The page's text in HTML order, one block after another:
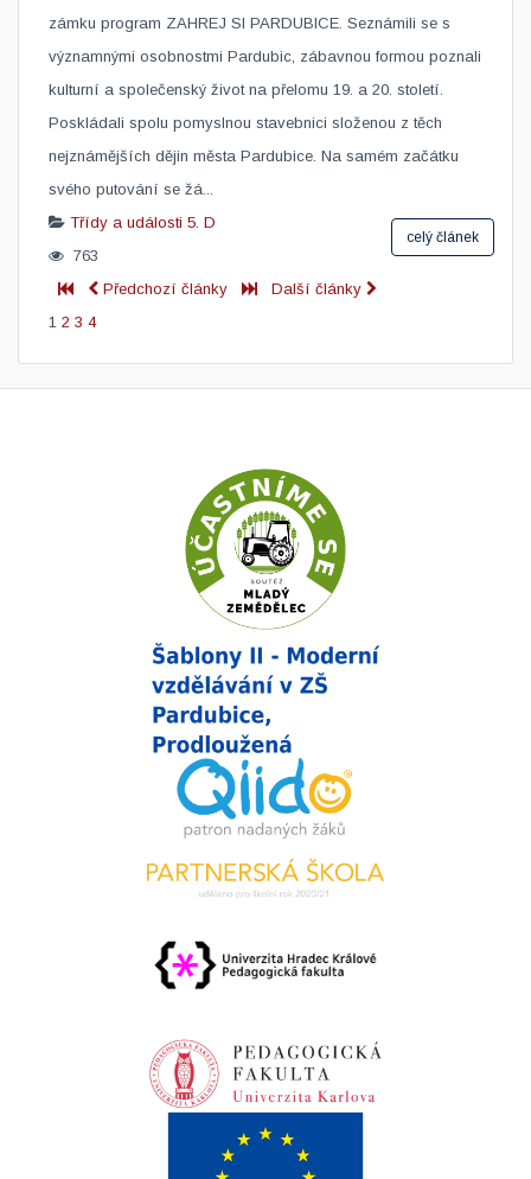
zámku program ZAHREJ SI PARDUBICE. Seznámili se s
významnými osobnostmi Pardubic, zábavnou formou poznali
kulturní a společenský život na přelomu 19. a 20. století.
Poskládali spolu pomyslnou stavebnici složenou z těch
nejznámějších dějin města Pardubice. Na samém začátku
svého putování se žá...
celý článek
Třídy a události 5. D
763
Předchozí články
Další články
1 2 3 4